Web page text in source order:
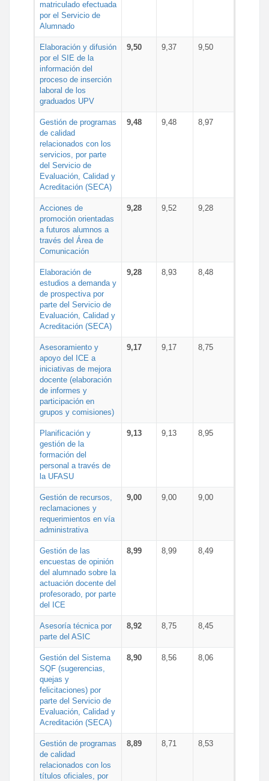
matriculado efectuada
por el Servicio de
Alumnado
Elaboración y difusión
por el SIE de la
información del
proceso de inserción
laboral de los
graduados UPV
9,50 9,37 9,50
Gestión de programas
de calidad
relacionados con los
servicios, por parte
del Servicio de
Evaluación, Calidad y
Acreditación (SECA)
9,48 9,48 8,97
Acciones de
promoción orientadas
a futuros alumnos a
través del Área de
Comunicación
9,28 9,52 9,28
Elaboración de
estudios a demanda y
de prospectiva por
parte del Servicio de
Evaluación, Calidad y
Acreditación (SECA)
9,28 8,93 8,48
Asesoramiento y
apoyo del ICE a
iniciativas de mejora
docente (elaboración
de informes y
participación en
grupos y comisiones)
9,17 9,17 8,75
Planificación y
gestión de la
formación del
personal a través de
la UFASU
9,13 9,13 8,95
Gestión de recursos,
reclamaciones y
requerimientos en vía
administrativa
9,00 9,00 9,00
Gestión de las
encuestas de opinión
del alumnado sobre la
actuación docente del
profesorado, por parte
del ICE
8,99 8,99 8,49
Asesoría técnica por
parte del ASIC
8,92 8,75 8,45
Gestión del Sistema
SQF (sugerencias,
quejas y
felicitaciones) por
parte del Servicio de
Evaluación, Calidad y
Acreditación (SECA)
8,90 8,56 8,06
Gestión de programas
de calidad
relacionados con los
títulos oficiales, por
8,89 8,71 8,53